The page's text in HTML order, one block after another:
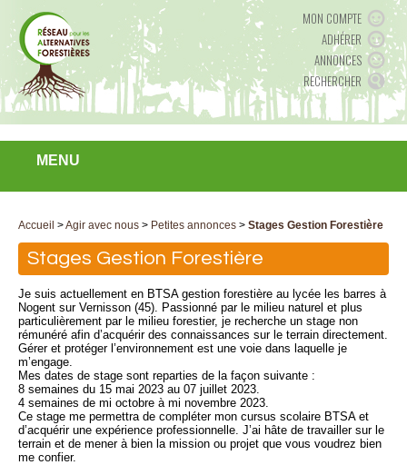
MON COMPTE
ADHÉRER
ANNONCES
RECHERCHER
MENU
Accueil >Agir avec nous > Petites annonces > Stages Gestion Forestière
Stages Gestion Forestière
Je suis actuellement en BTSA gestion forestière au lycée les barres à
Nogent sur Vernisson (45). Passionné par le milieu naturel et plus
particulièrement par le milieu forestier, je recherche un stage non
rémunéré afin d’acquérir des connaissances sur le terrain directement.
Gérer et protéger l’environnement est une voie dans laquelle je
m’engage.
Mes dates de stage sont reparties de la façon suivante :
8 semaines du 15 mai 2023 au 07 juillet 2023.
4 semaines de mi octobre à mi novembre 2023.
Ce stage me permettra de compléter mon cursus scolaire BTSA et
d’acquérir une expérience professionnelle. J’ai hâte de travailler sur le
terrain et de mener à bien la mission ou projet que vous voudrez bien
me confier.